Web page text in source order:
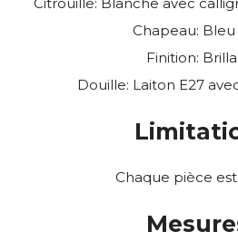
Chapeau:
Finition:
Douille: Laiton E27
Chaque pièce